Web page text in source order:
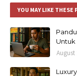
YOU MAY LIKE THESE
Untuk
August